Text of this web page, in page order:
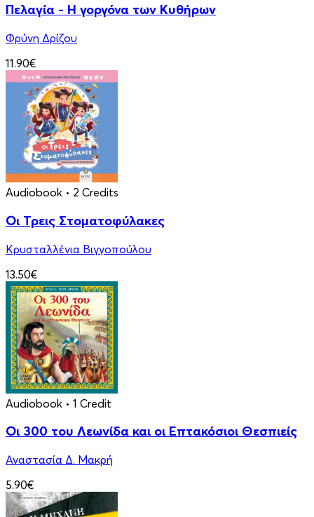
Πελαγία - Η γοργόνα των Κυθήρων
Φρύνη Δρίζου
11.90€
Audiobook • 2 Credits
Οι Τρεις Στοματοφύλακες
Κρυσταλλένια Βιγγοπούλου
13.50€
Audiobook • 1 Credit
Οι 300 του Λεωνίδα και οι Eπτακόσιοι Θεσπιείς
Αναστασία Δ. Μακρή
5.90€